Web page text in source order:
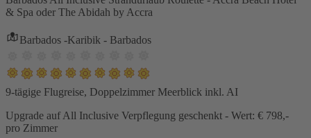
& Spa oder The Abidah by Accra
Barbados -Karibik - Barbados
9-tägige Flugreise, Doppelzimmer Meerblick inkl. AI
Upgrade auf All Inclusive Verpflegung geschenkt - Wert: € 798,-
pro Zimmer